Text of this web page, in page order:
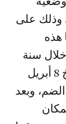
وذلك على
هذه
من سنة 1951، ثم خلال سنة
1978، ثم القرار رقم 91/602 بتاريخ 8 أبريل
الضم، وبعد